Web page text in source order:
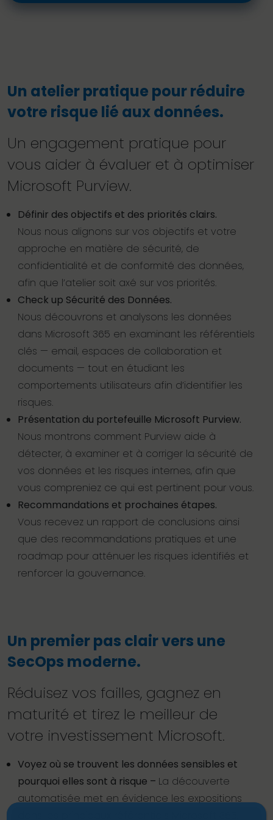
Un atelier pratique pour réduire
votre risque lié aux données.
Un engagement pratique pour
vous aider à évaluer et à optimiser
Microsoft Purview.
Définir des objectifs et des priorités clairs.
Nous nous alignons sur vos objectifs et votre
approche en matière de sécurité, de
confidentialité et de conformité des données,
afin que l’atelier soit axé sur vos priorités.
Check up Sécurité des Données.
Nous découvrons et analysons les données
dans Microsoft 365 en examinant les référentiels
clés — email, espaces de collaboration et
documents — tout en étudiant les
comportements utilisateurs afin d’identifier les
risques.
Présentation du portefeuille Microsoft Purview.
Nous montrons comment Purview aide à
détecter, à examiner et à corriger la sécurité de
vos données et les risques internes, afin que
vous compreniez ce qui est pertinent pour vous.
Recommandations et prochaines étapes.
Vous recevez un rapport de conclusions ainsi
que des recommandations pratiques et une
roadmap pour atténuer les risques identifiés et
renforcer la gouvernance.
Un premier pas clair vers une
SecOps moderne.
Réduisez vos failles, gagnez en
maturité et tirez le meilleur de
votre investissement Microsoft.
Voyez où se trouvent les données sensibles et
pourquoi elles sont à risque – La découverte
automatisée met en évidence les expositions